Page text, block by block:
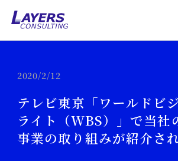
2020/2/12
テレビ東京「ワールドビ
ライト（WBS）」で当社
事業の取り組みが紹介さ